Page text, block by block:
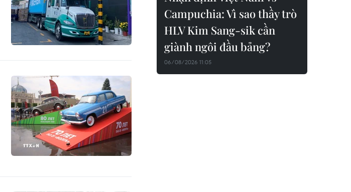
Campuchia: Vì sao thầy trò
HLV Kim Sang-sik cần
giành ngôi đầu bảng?
06/08/2026 11:05